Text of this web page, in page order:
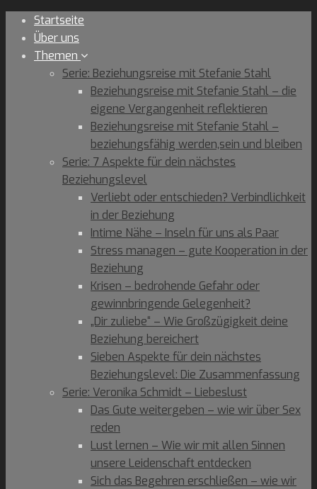
Skip
content
Startseite
Über uns
Themen
Serie: Beziehungsreise mit Stefanie Stahl
Beziehungsreise mit Stefanie Stahl – die
eigene Vergangenheit reflektieren
Beziehungsreise mit Stefanie Stahl –
beziehungsfähig werden,sein und bleiben
Serie: 7 Aspekte für dein nächstes
Beziehungslevel
Verliebt oder entschieden? Verbindlichkeit
in der Beziehung
Intime Nähe – Inseln für uns als Paar
Stress managen – gute Kooperation in der
Beziehung
Krisen – bedrohende Gefahr oder
gewinnbringende Gelegenheit?
„Dir zuliebe“ – Wie Großzügigkeit deine
Beziehung bereichert
Sieben Aspekte für dein nächstes
Beziehungslevel: Die Zusammenfassung
Serie: Veronika Schmidt – Liebeslust
Das Gute weitergeben – wie wir über Sex
reden
Lust lernen – Wie wir mit allen Sinnen
unsere Leidenschaft entdecken
Sich das Begehren erschließen – wie wir